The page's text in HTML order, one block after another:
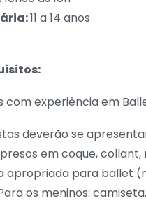
11 a 14 anos
com experiência em
deverão se
em coque, collant,
apropriada para ballet
os meninos: